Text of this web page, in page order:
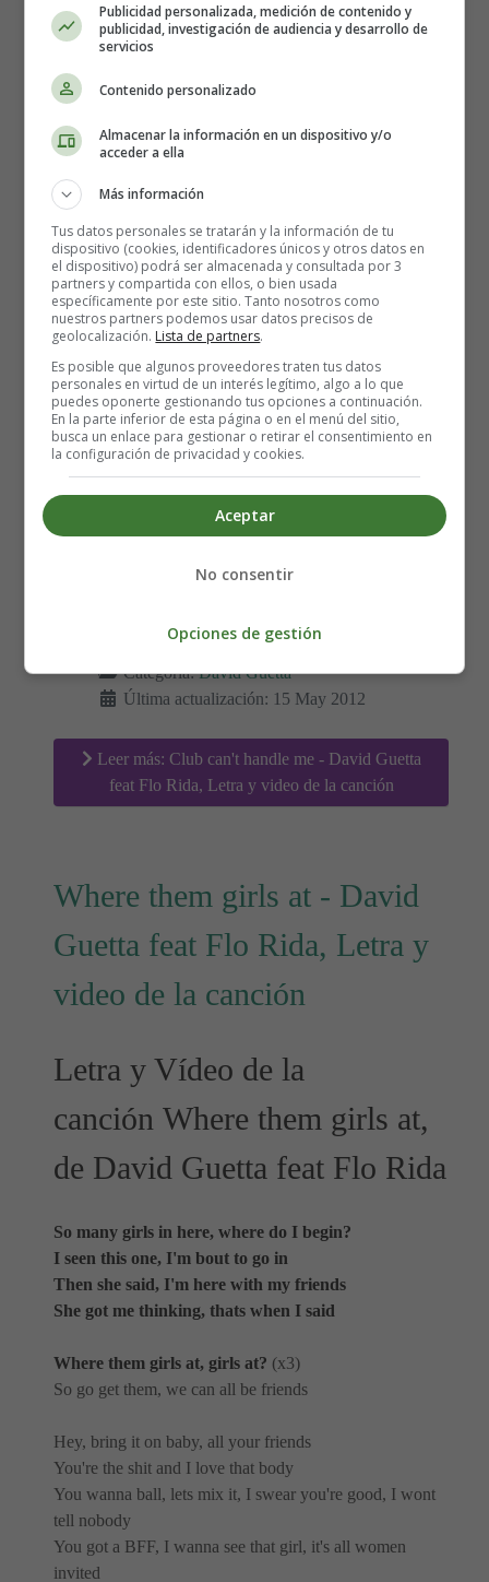
Club can't handle me - David
Guetta feat Flo Rida, Letra y
video de la canción
Letra y Vídeo de la
canción Club can't handle me,
de David Guetta feat Flo Rida
You know I know how
To make em stop and stare as I zone out
The club can't even handle me right now
Watchin you watchin me I go all out
Eyy yeahhh
The club can't even handle me right now (x2)
Escrito por:
Estefanía Morera
Categoría:David Guetta
Última actualización: 15 May 2012
Leer más: Club can't handle me - David Guetta
feat Flo Rida, Letra y video de la canción
Where them girls at - David
Guetta feat Flo Rida, Letra y
video de la canción
Letra y Vídeo de la
canción Where them girls at,
de David Guetta feat Flo Rida
So many girls in here, where do I begin?
I seen this one, I'm bout to go in
Then she said, I'm here with my friends
She got me thinking, thats when I said
Where them girls at, girls at? (x3)
So go get them, we can all be friends
Hey, bring it on baby, all your friends
You're the shit and I love that body
You wanna ball, lets mix it, I swear you're good, I wont
tell nobody
You got a BFF, I wanna see that girl, it's all women
invited
Publicidad personalizada, medición de contenido y
publicidad, investigación de audiencia y desarrollo de
servicios
Contenido personalizado
Almacenar la información en un dispositivo y/o
acceder a ella
Más información
Tus datos personales se tratarán y la información de tu
dispositivo (cookies, identificadores únicos y otros datos en
el dispositivo) podrá ser almacenada y consultada por 3
partners y compartida con ellos, o bien usada
específicamente por este sitio. Tanto nosotros como
nuestros partners podemos usar datos precisos de
geolocalización. Lista de partners.
Es posible que algunos proveedores traten tus datos
personales en virtud de un interés legítimo, algo a lo que
puedes oponerte gestionando tus opciones a continuación.
En la parte inferior de esta página o en el menú del sitio,
busca un enlace para gestionar o retirar el consentimiento en
la configuración de privacidad y cookies.
Aceptar
No consentir
Opciones de gestión